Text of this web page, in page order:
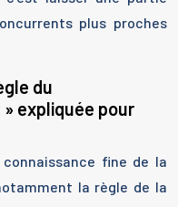
plus proches
du
expliquée pour
fine de la
la règle de la